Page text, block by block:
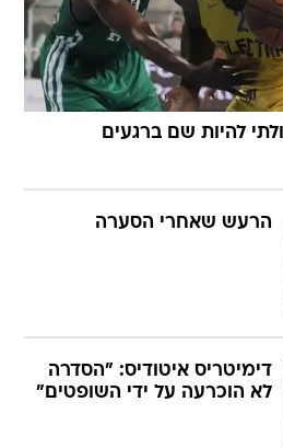
להיות שם ברגעים
הרעש שאחרי הסערה
דימיטריס איטודיס: "הסדרה
לא הוכרעה על ידי השופטים"